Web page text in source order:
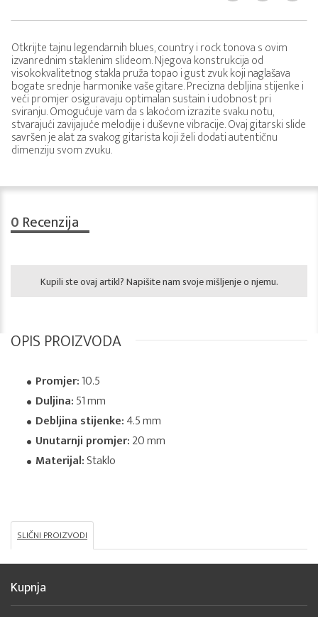
Otkrijte tajnu legendarnih blues, country i rock tonova s ovim
izvanrednim staklenim slideom. Njegova konstrukcija od
visokokvalitetnog stakla pruža topao i gust zvuk koji naglašava
bogate srednje harmonike vaše gitare. Precizna debljina stijenke i
veći promjer osiguravaju optimalan sustain i udobnost pri
sviranju. Omogućuje vam da s lakoćom izrazite svaku notu,
stvarajući zavijajuće melodije i duševne vibracije. Ovaj gitarski slide
savršen je alat za svakog gitarista koji želi dodati autentičnu
dimenziju svom zvuku.
0 Recenzija
Kupili ste ovaj artikl? Napišite nam svoje mišljenje o njemu.
OPIS PROIZVODA
Promjer:10.5
Duljina:51 mm
Debljina stijenke:4.5 mm
Unutarnji promjer:20 mm
Materijal:Staklo
SLIČNI PROIZVODI
Kupnja